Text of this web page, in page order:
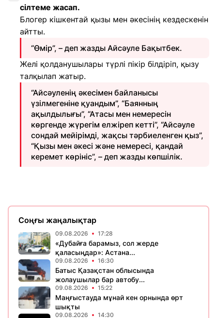
сілтеме жасап.
Блогер кішкентай қызы мен әкесінің кездескенін
айтты.
“Өмір”, – деп жазды Айсәуле Бақытбек.
Желі қолданушылары түрлі пікір білдіріп, қызу
талқылап жатыр.
“Айсәуленің әкесімен байланысы
үзілмегеніне қуандым”, “Баянның
ақылдылығы”, “Атасы мен немересін
көргенде жүрегім елжіреп кетті”, “Айсәуле
сондай мейірімді, жақсы тәрбиеленген қыз”,
“Қызы мен әкесі және немересі, қандай
керемет көрініс”, – деп жазды көпшілік.
Соңғы жаңалықтар
09.08.2026 17:28
«Дубайға барамыз, сол жерде
қаласыңдар»: Астана...
09.08.2026 16:30
Батыс Қазақстан облысында
жолаушылар бар автобу...
09.08.2026 15:22
Маңғыстауда мұнай кен орнында өрт
шықты
09.08.2026 14:30